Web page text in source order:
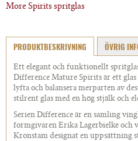
More Spirits spritglas
PRODUKTBESKRIVNING ÖVRIG
Ett elegant och funktionellt
Difference Mature Spirits är ett
lyfta och balansera merparten av
stilrent glas med en hög stjälk och
Serien Difference är en samling
formgivaren Erika Lagerbielke och
Kronstam designat en uppsättning